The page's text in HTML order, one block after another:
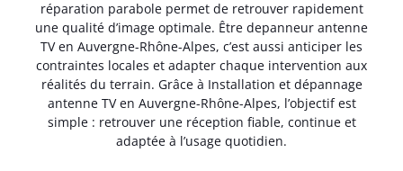
réparation parabole permet de retrouver rapidement
une qualité d’image optimale. Être depanneur antenne
TV en Auvergne-Rhône-Alpes, c’est aussi anticiper les
contraintes locales et adapter chaque intervention aux
réalités du terrain. Grâce à Installation et dépannage
antenne TV en Auvergne-Rhône-Alpes, l’objectif est
simple : retrouver une réception fiable, continue et
adaptée à l’usage quotidien.